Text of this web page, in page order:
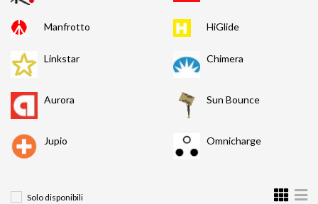
Manfrotto HiGlide
Linkstar Chimera
Aurora Sun Bounce
Jupio Omnicharge
Solo disponibili